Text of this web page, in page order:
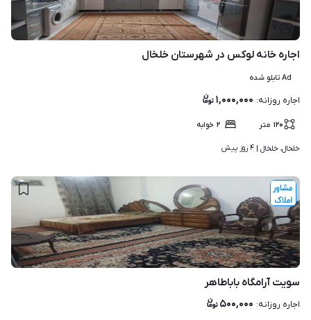
اجاره خانه لوکس در شهرستان خلخال
Ad تابلو شده
اجاره روزانه: ۱,۰۰۰,۰۰۰
۱۲۰ متر ۲ خوابه
خلخال، خلخال | ۴ روز پیش
۳
سویت آرامگاه باباطاهر
اجاره روزانه: ۵۰۰,۰۰۰